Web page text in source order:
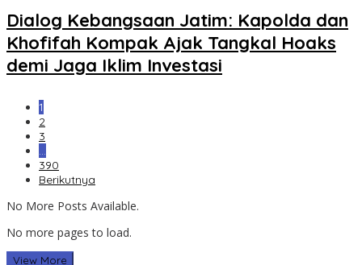
Dialog Kebangsaan Jatim: Kapolda dan
Khofifah Kompak Ajak Tangkal Hoaks
demi Jaga Iklim Investasi
1
2
3
…
390
Berikutnya
No More Posts Available.
No more pages to load.
View More